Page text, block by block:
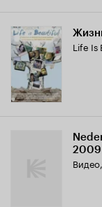
Life Is
2009